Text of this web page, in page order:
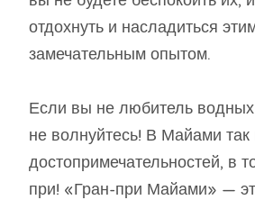
отдохнуть и насладиться
замечательным опытом.
Если вы не любитель водных
не волнуйтесь! В Майами так
достопримечательностей, в
при! «Гран-при Майами» —